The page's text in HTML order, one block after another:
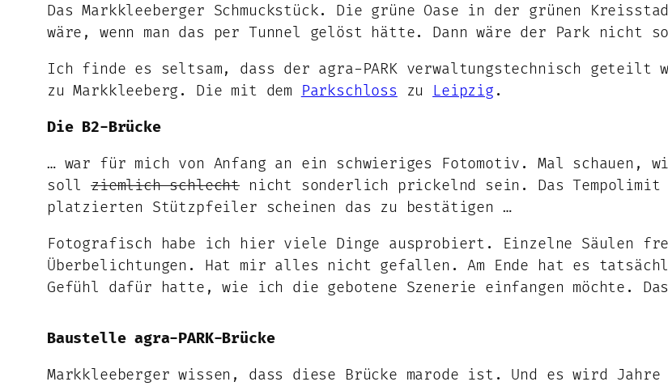
Das Markkleeberger Schmuckstück. Die grüne Oase in der grünen
wäre, wenn man das per Tunnel gelöst hätte. Dann wäre der Park nicht
Ich finde es seltsam, dass der agra-PARK verwaltungstechnisch geteilt
zu Markkleeberg. Die mit dem Parkschloss zu Leipzig .
Die B2-Brücke
… war für mich von Anfang an ein schwieriges Fotomotiv. Mal schauen,
sollziemlich schlecht nicht sonderlich prickelnd sein. Das
platzierten Stützpfeiler scheinen das zu bestätigen …
Fotografisch habe ich hier viele Dinge ausprobiert. Einzelne Säulen
Überbelichtungen. Hat mir alles nicht gefallen. Am Ende hat es
Gefühl dafür hatte, wie ich die gebotene Szenerie einfangen möchte.
Baustelle agra-PARK-Brücke
Markkleeberger wissen, dass diese Brücke marode ist. Und es wird